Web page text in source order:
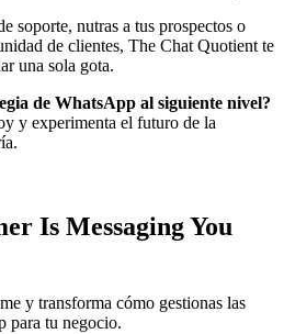
soporte, nutras a tus prospectos o
de clientes, The Chat Quotient te
una sola gota.
de WhatsApp al siguiente nivel?
y experimenta el futuro de la
Is Messaging You
y transforma cómo gestionas las
para tu negocio.